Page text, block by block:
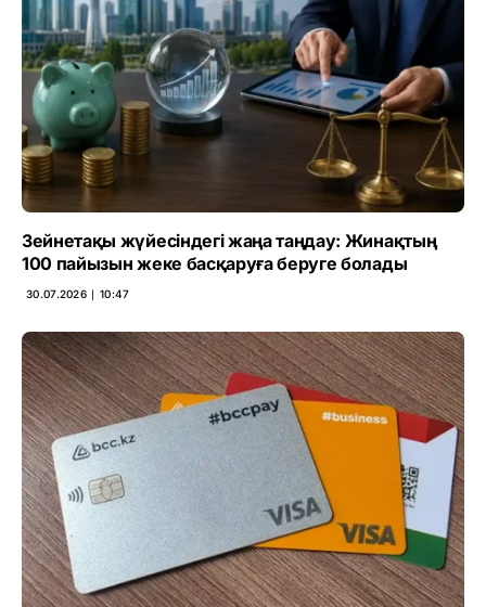
Зейнетақы жүйесіндегі жаңа таңдау: Жинақтың
100 пайызын жеке басқаруға беруге болады
30.07.2026 ∣ 10:47